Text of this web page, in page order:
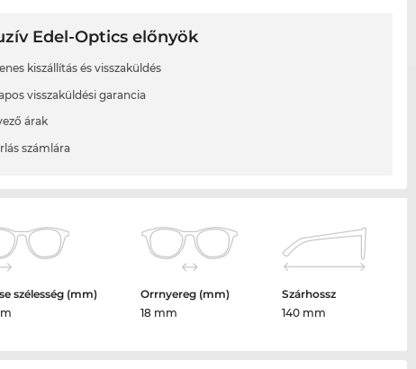
Edel-Optics előnyök
kiszállítás és visszaküldés
visszaküldési garancia
árak
számlára
szélesség (mm)
Orrnyereg (mm)
18 mm
Szárhossz
140 mm